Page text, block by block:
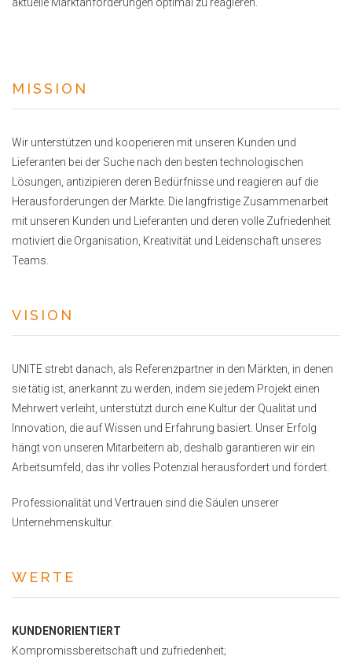
MISSION
Wir unterstützen und kooperieren mit unseren Kunden und
Lieferanten bei der Suche nach den besten technologischen
Lösungen, antizipieren deren Bedürfnisse und reagieren auf die
Herausforderungen der Märkte. Die langfristige Zusammenarbeit
mit unseren Kunden und Lieferanten und deren volle Zufriedenheit
motiviert die Organisation, Kreativität und Leidenschaft unseres
Teams.
VISION
UNITE strebt danach, als Referenzpartner in den Märkten, in denen
sie tätig ist, anerkannt zu werden, indem sie jedem Projekt einen
Mehrwert verleiht, unterstützt durch eine Kultur der Qualität und
Innovation, die auf Wissen und Erfahrung basiert. Unser Erfolg
hängt von unseren Mitarbeitern ab, deshalb garantieren wir ein
Arbeitsumfeld, das ihr volles Potenzial herausfordert und fördert.
Professionalität und Vertrauen sind die Säulen unserer
Unternehmenskultur.
WERTE
KUNDENORIENTIERT
Kompromissbereitschaft und zufriedenheit;